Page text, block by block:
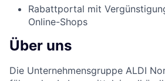
Rabattportal mit
Online-Shops
Über uns
Die Unternehmensgruppe ALDI